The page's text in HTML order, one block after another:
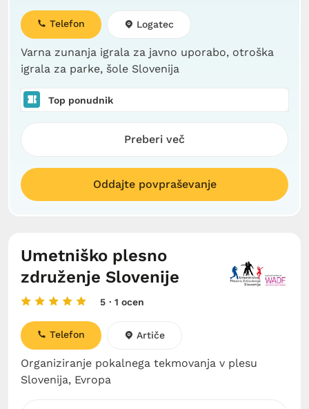
Varna zunanja igrala za javno uporabo, otroška
igrala za parke, šole Slovenija
Telefon Logatec
Top ponudnik
Preberi več
Oddajte povpraševanje
Umetniško plesno
združenje Slovenije
5 · 1 ocen
Organiziranje pokalnega tekmovanja v plesu
Slovenija, Evropa
Telefon Artiče